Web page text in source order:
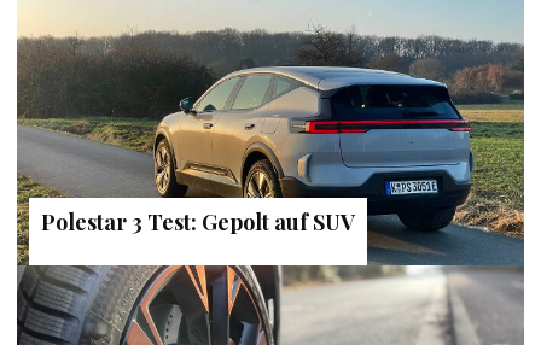
Polestar 3 Test: Gepolt auf SUV